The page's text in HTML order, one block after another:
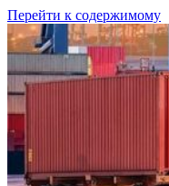
Перейти к содержимому